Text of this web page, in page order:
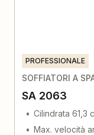
PROFESSIONALE
SOFFIATORI A
SA 2063
Cilindrata 61,3
Max. velocità